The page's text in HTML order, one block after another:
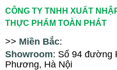
CÔNG TY TNHH XUẤT
THỰC PHẨM TOÀN PHÁT
>> Miền Bắc:
Showroom: Số 94 đường
Phương, Hà Nội